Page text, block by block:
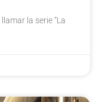
la serie “La